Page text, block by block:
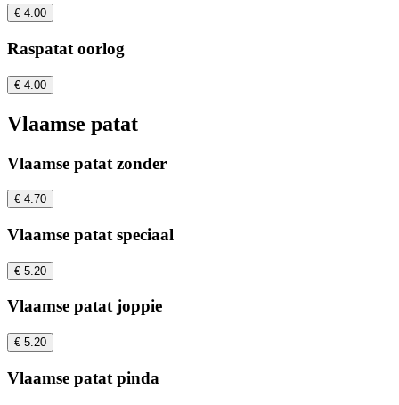
€ 4.00
Raspatat oorlog
€ 4.00
Vlaamse patat
Vlaamse patat zonder
€ 4.70
Vlaamse patat speciaal
€ 5.20
Vlaamse patat joppie
€ 5.20
Vlaamse patat pinda